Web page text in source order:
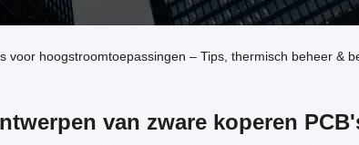
hoogstroomtoepassingen – Tips, thermisch beheer &
van zware koperen